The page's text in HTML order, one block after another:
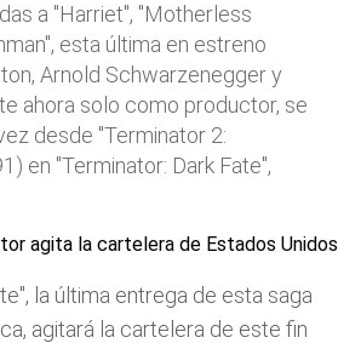
a "Harriet", "Motherless
esta última en estreno
Arnold Schwarzenegger y
ahora solo como productor, se
desde "Terminator 2:
en "Terminator: Dark Fate",
la última entrega de esta saga
agitará la cartelera de este fin